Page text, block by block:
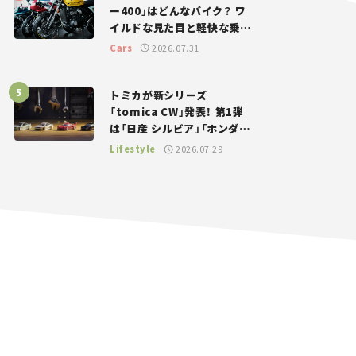
ー400」はどんなバイク？ ワ
イルドな見た目と軽快な乗り
味を両立した400ccフラット
Cars 2026.07.31
トミカが新シリーズ
「tomica CW」発表！ 第1弾
は「日産 シルビア」「ホンダ
NSX」が登場。世界が注目す
Lifestyle 2026.07.29